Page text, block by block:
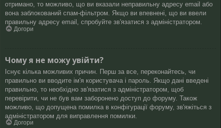
отримано, то можливо, що ви вказали неправильну адресу email або
вона заблокований спам-фільтром. Якщо ви впевнені, що ви ввели
правильну адресу email, спробуйте зв'язатися з адміністратором.
Догори
Чому я не можу увійти?
Існує кілька можливих причин. Перш за все, переконайтесь, чи
правильно ви вводите ім'я користувача і пароль. Якщо дані введені
правильно, то необхідно зв'язатися з адміністратором, щоб
перевірити, чи не був вам заборонено доступ до форуму. Також
можливо, що допущена помилка в конфігурації форуму, зв'яжіться з
адміністратором для виправлення помилки.
Догори